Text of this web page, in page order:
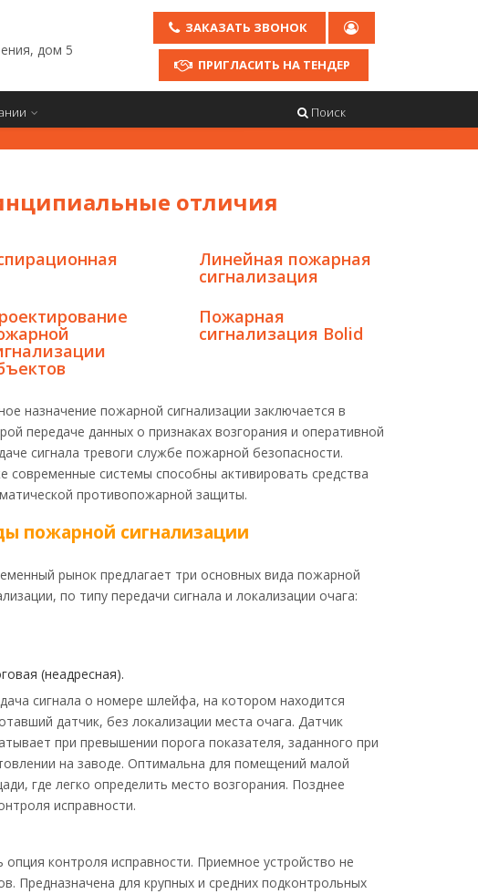
дом 5
ЗАКАЗАТЬ ЗВОНОК
ПРИГЛАСИТЬ НА ТЕНДЕР
Поиск
отличия
Линейная пожарная
сигнализация
Пожарная
сигнализация Bolid
назначение пожарной сигнализации заключается в
передаче данных о признаках возгорания и оперативной
сигнала тревоги службе пожарной безопасности.
современные системы способны активировать средства
противопожарной защиты.
пожарной сигнализации
рынок предлагает три основных вида пожарной
по типу передачи сигнала и локализации очага:
(неадресная).
сигнала о номере шлейфа, на котором находится
датчик, без локализации места очага. Датчик
при превышении порога показателя, заданного при
на заводе. Оптимальна для помещений малой
где легко определить место возгорания. Позднее
исправности.
контроля исправности. Приемное устройство не
Предназначена для крупных и средних подконтрольных